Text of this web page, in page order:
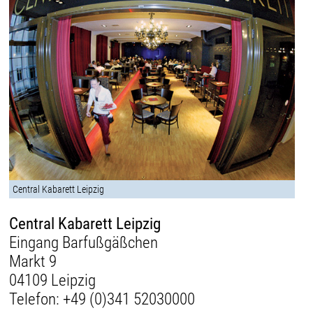
Central Kabarett Leipzig
Central Kabarett Leipzig
Eingang Barfußgäßchen
Markt 9
04109 Leipzig
Telefon: +49 (0)341 52030000